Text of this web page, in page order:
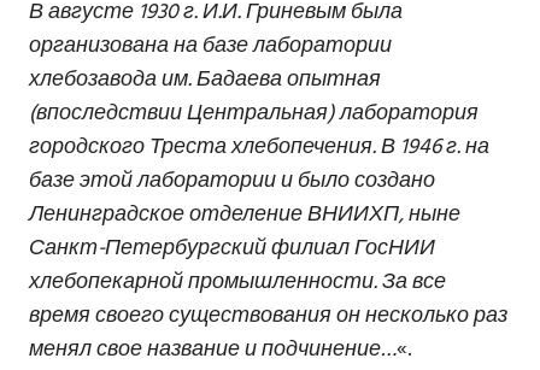
В августе 1930 г. И.И. Гриневым была
организована на базе лаборатории
хлебозавода им. Бадаева опытная
(впоследствии Центральная) лаборатория
городского Треста хлебопечения. В 1946 г. на
базе этой лаборатории и было создано
Ленинградское отделение ВНИИХП, ныне
Санкт-Петербургский филиал ГосНИИ
хлебопекарной промышленности. За все
время своего существования он несколько раз
менял свое название и подчинение…«.